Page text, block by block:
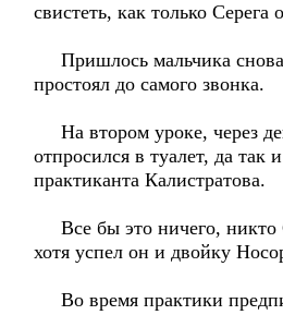
свистеть, как только
Пришлось мальчика снова
простоял до самого звонка.
На втором уроке, через
отпросился в туалет, да
практиканта Калистратова.
Все бы это ничего, никто
хотя успел он и двойку
Во время практики